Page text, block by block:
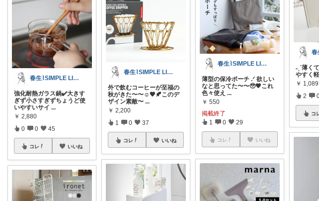
春生⌇SIMPLE LIFE⌇
強化耐熱ガラス鍋✔️大きす
ぎず小さすぎずちょうど使
いやすいサイ ...
￥ 2,880
0 0 45
コレ いいね
春生⌇SIMPLE LIFE⌇
外で飲むコーヒーが至福の
秋がきた〜〜☺️🧡🍂このデ
ザイン素敵〜 ...
￥ 2,200
1 0 37
コレ いいね
春生⌇SIMPLE LIFE⌇
薄型の保冷ポーチ .ᐟ 欲しい
なと思ってた〜〜🥹🧡これ
色々使え ...
￥ 550
掲載終了
1 0 29
コレ いいね
˗ˏˋ薄く
やすく
￥ 1,089
2
コ